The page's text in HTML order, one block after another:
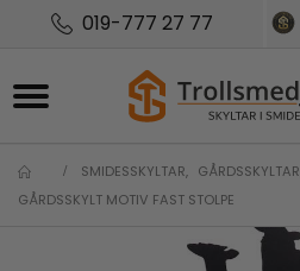
019-777 27 77
SMIDESSKYLTAR, GÅRDSSKYLTAR
GÅRDSSKYLT MOTIV FAST STOLPE